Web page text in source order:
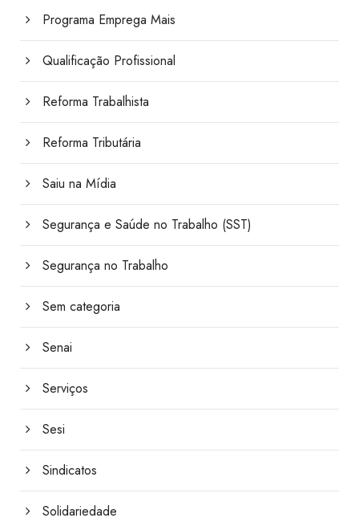
Programa Emprega Mais
Qualificação Profissional
Reforma Trabalhista
Reforma Tributária
Saiu na Mídia
Segurança e Saúde no Trabalho (SST)
Segurança no Trabalho
Sem categoria
Senai
Serviços
Sesi
Sindicatos
Solidariedade